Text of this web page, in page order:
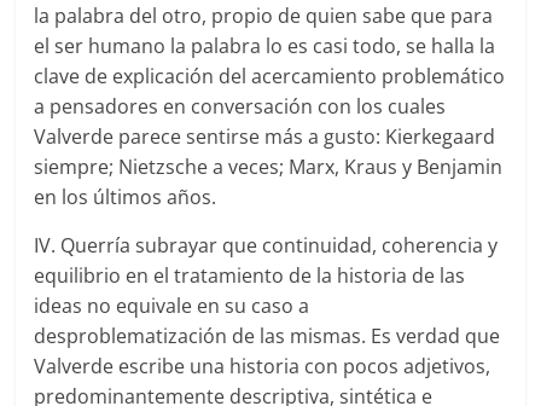
la palabra del otro, propio de quien sabe que para
el ser humano la palabra lo es casi todo, se halla la
clave de explicación del acercamiento problemático
a pensadores en conversación con los cuales
Valverde parece sentirse más a gusto: Kierkegaard
siempre; Nietzsche a veces; Marx, Kraus y Benjamin
en los últimos años.
IV. Querría subrayar que continuidad, coherencia y
equilibrio en el tratamiento de la historia de las
ideas no equivale en su caso a
desproblematización de las mismas. Es verdad que
Valverde escribe una historia con pocos adjetivos,
predominantemente descriptiva, sintética e